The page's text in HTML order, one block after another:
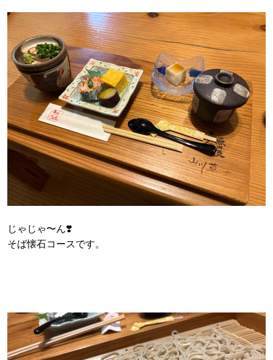
じゃじゃ〜ん❣️
そば懐石コースです。